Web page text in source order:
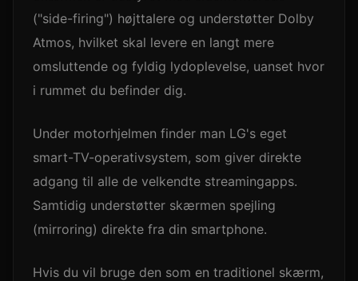
("side-firing") højttalere og understøtter Dolby
Atmos, hvilket skal levere en langt mere
omsluttende og fyldig lydoplevelse, uanset hvor
i rummet du befinder dig.
Under motorhjelmen finder man LG's eget
smart-TV-operativsystem, som giver direkte
adgang til alle de velkendte streamingapps.
Samtidig understøtter skærmen spejling
(mirroring) direkte fra din smartphone.
Hvis du vil bruge den som en traditionel skærm,